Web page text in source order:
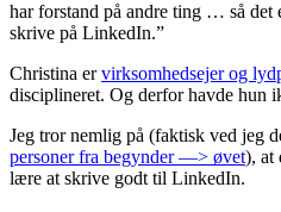
har forstand på andre ting … så det
skrive på LinkedIn.”
Christina ervirksomhedsejer og
disciplineret. Og derfor havde hun
Jeg tror nemlig på (faktisk ved jeg
personer fra begynder ––> øvet), at
lære at skrive godt til LinkedIn.